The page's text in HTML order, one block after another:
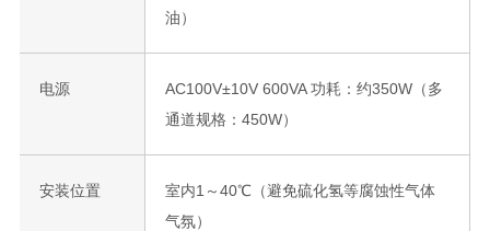
油）
电源
AC100V±10V 600VA 功耗：约350W（多
通道规格：450W）
安装位置
室内1～40℃（避免硫化氢等腐蚀性气体
气氛）